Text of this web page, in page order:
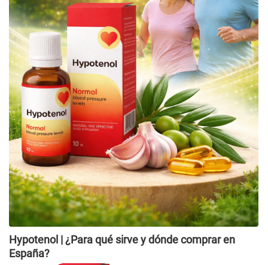
Hypotenol | ¿Para qué sirve y dónde comprar en
España?